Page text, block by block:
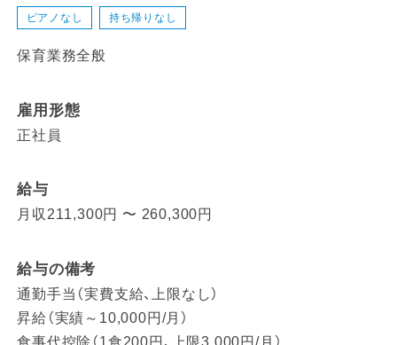
ピアノなし 持ち帰りなし
保育業務全般
雇用形態
正社員
給与
月収211,300円 〜 260,300円
給与の備考
通勤手当（実費支給、上限なし）
昇給（実績～10,000円/月）
食事代控除（1食200円、上限3,000円/月）